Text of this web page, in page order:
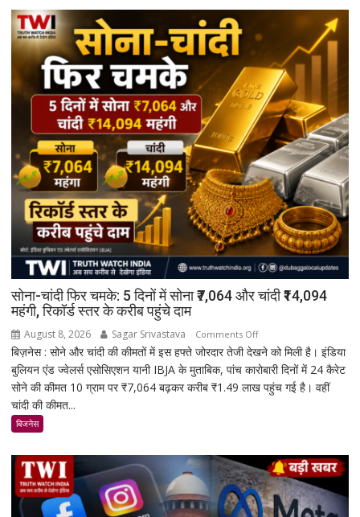
सोना-चांदी फिर चमके: 5 दिनों में सोना ₹7,064 और चांदी ₹14,094
महंगी, रिकॉर्ड स्तर के करीब पहुंचे दाम
August 8, 2026 Sagar Srivastava Comments Offon
सोना-
चांदी
फिर
में
सोना
₹7,064
और
बिज़नेस : सोने और चांदी की कीमतों में इस हफ्ते जोरदार तेजी देखने को मिली है। इंडिया
बुलियन एंड ज्वेलर्स एसोसिएशन यानी IBJA के मुताबिक, पांच कारोबारी दिनों में 24 कैरेट
सोने की कीमत 10 ग्राम पर ₹7,064 बढ़कर करीब ₹1.49 लाख पहुंच गई है। वहीं
चांदी की कीमत...
बिजनेस